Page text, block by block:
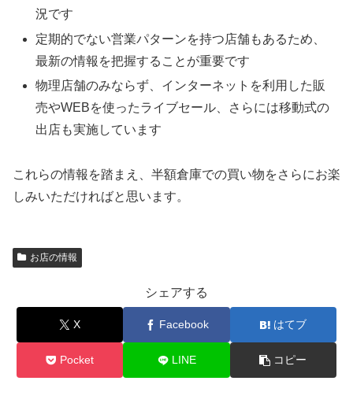
況です
定期的でない営業パターンを持つ店舗もあるため、
最新の情報を把握することが重要です
物理店舗のみならず、インターネットを利用した販
売やWEBを使ったライブセール、さらには移動式の
出店も実施しています
これらの情報を踏まえ、半額倉庫での買い物をさらにお楽
しみいただければと思います。
お店の情報
シェアする
X Facebook はてブ
Pocket LINE コピー